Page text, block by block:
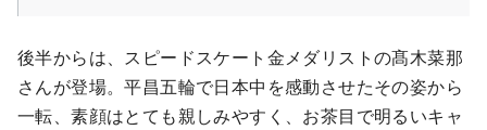
後半からは、スピードスケート金メダリストの髙木菜那
さんが登場。平昌五輪で日本中を感動させたその姿から
一転、素顔はとても親しみやすく、お茶目で明るいキャ